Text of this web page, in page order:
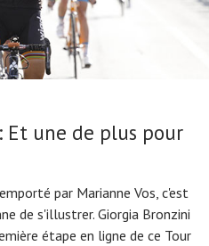
Et une de plus pour
par Marianne Vos, c'est
de s'illustrer. Giorgia Bronzini
étape en ligne de ce Tour